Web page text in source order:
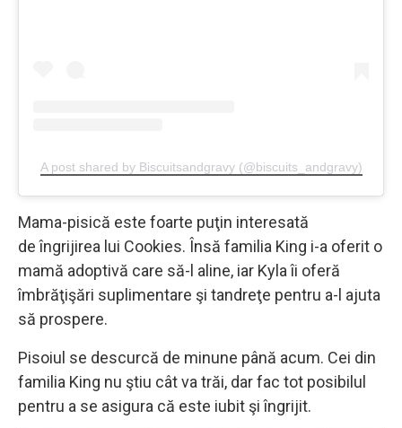
A post shared by Biscuitsandgravy (@biscuits_andgravy)
Mama-pisică este foarte puţin interesată
de îngrijirea lui Cookies. Însă familia King i-a oferit o
mamă adoptivă care să-l aline, iar Kyla îi oferă
îmbrăţişări suplimentare şi tandreţe pentru a-l ajuta
să prospere.
Pisoiul se descurcă de minune până acum. Cei din
familia King nu ştiu cât va trăi, dar fac tot posibilul
pentru a se asigura că este iubit şi îngrijit.